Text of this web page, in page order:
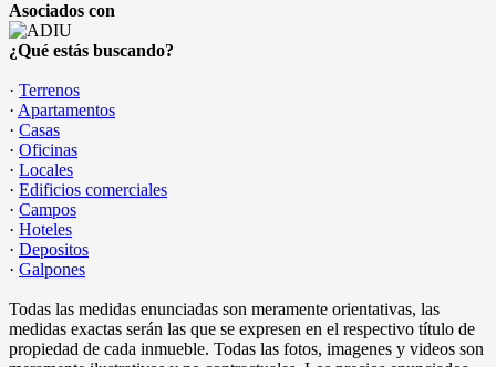
Asociados con
¿Qué estás buscando?
· Terrenos
· Apartamentos
· Casas
· Oficinas
· Locales
· Edificios comerciales
· Campos
· Hoteles
· Depositos
· Galpones
Todas las medidas enunciadas son meramente orientativas, las
medidas exactas serán las que se expresen en el respectivo título de
propiedad de cada inmueble. Todas las fotos, imagenes y videos son